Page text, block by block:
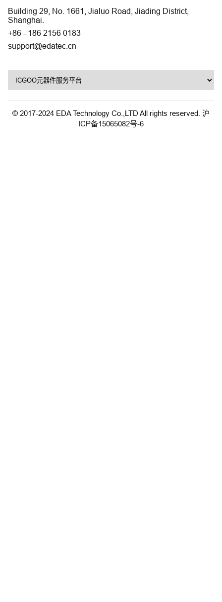
Building 29, No. 1661, Jialuo Road, Jiading District,
Shanghai.
+86 - 186 2156 0183
support@edatec.cn
© 2017-2024 EDA Technology Co.,LTD All rights reserved. 沪
ICP备15065082号-6